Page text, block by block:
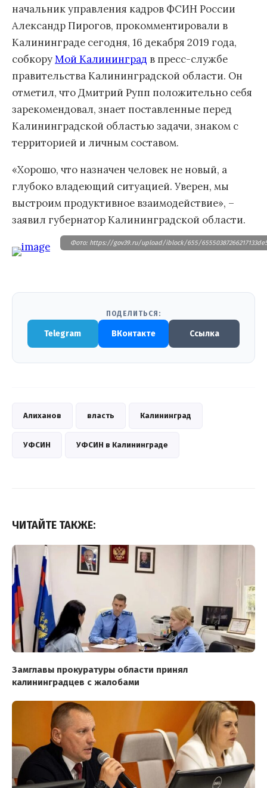
начальник управления кадров ФСИН России
Александр Пирогов, прокомментировали в
Калининграде сегодня, 16 декабря 2019 года,
собкоруМой Калининград в пресс-службе
правительства Калининградской области. Он
отметил, что Дмитрий Рупп положительно себя
зарекомендовал, знает поставленные перед
Калининградской областью задачи, знаком с
территорией и личным составом.
«Хорошо, что назначен человек не новый, а
глубоко владеющий ситуацией. Уверен, мы
выстроим продуктивное взаимодействие», –
заявил губернатор Калининградской области.
Фото: https://gov39.ru/upload/iblock/655/
ПОДЕЛИТЬСЯ:
Telegram ВКонтакте Ссылка
Алиханов власть Калининград
УФСИН УФСИН в Калининграде
ЧИТАЙТЕ ТАКЖЕ:
Замглавы прокуратуры области принял
калининградцев с жалобами